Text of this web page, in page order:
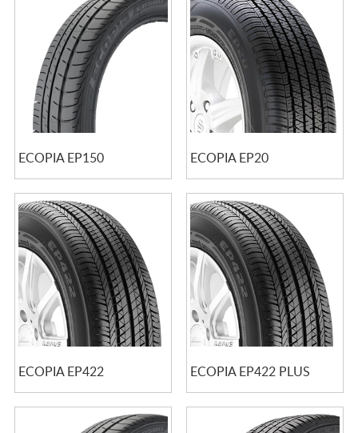
ECOPIA EP150 ECOPIA EP20
ECOPIA EP422 ECOPIA EP422 PLUS